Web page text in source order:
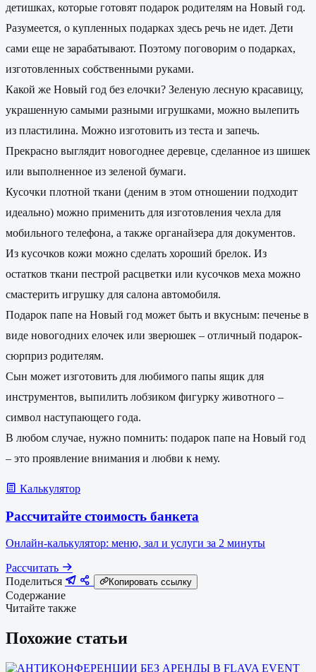
детишках, которые готовят подарок родителям на Новый год.
Разумеется, о купленных подарках здесь речь не идет. Дети
сами еще не зарабатывают. Поэтому поговорим о подарках,
изготовленных собственными руками.
Какой же Новый год без елочки? Зеленую лесную красавицу,
украшенную самыми разными игрушками, можно вылепить
из пластилина. Можно изготовить из теста и запечь.
Прекрасно выглядит новогоднее деревце, сделанное из шишек
или выполненное из зеленой бумаги.
Кусочки плотной ткани (деним в этом отношении подходит
идеально) можно применить для изготовления чехла для
мобильного телефона, а также органайзера для документов.
Из кусочков кожи можно сделать хороший брелок. Из
остатков ткани пестрой расцветки или кусочков меха можно
смастерить игрушку для салона автомобиля.
Подарок папе на Новый год может быть и вкусным: печенье в
виде новогодних елочек или зверюшек – отличный подарок-
сюрприз родителям.
Сын может изготовить для любимого папы ящик для
инструментов, выпилить лобзиком фигурку животного –
символ наступающего года.
В любом случае, нужно помнить: подарок папе на Новый год
– это проявление внимания и любви к нему.
Калькулятор
Рассчитайте стоимость банкета
Онлайн-калькулятор: меню, зал и услуги за 2 минуты
Рассчитать
Поделиться
Копировать ссылку
Содержание
Читайте также
Похожие статьи